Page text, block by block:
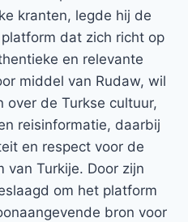
kranten, legde hij de
dat zich richt op
en relevante
middel van Rudaw, wil
over de Turkse cultuur,
reisinformatie, daarbij
en respect voor de
van Turkije. Door zijn
om het platform
bron voor